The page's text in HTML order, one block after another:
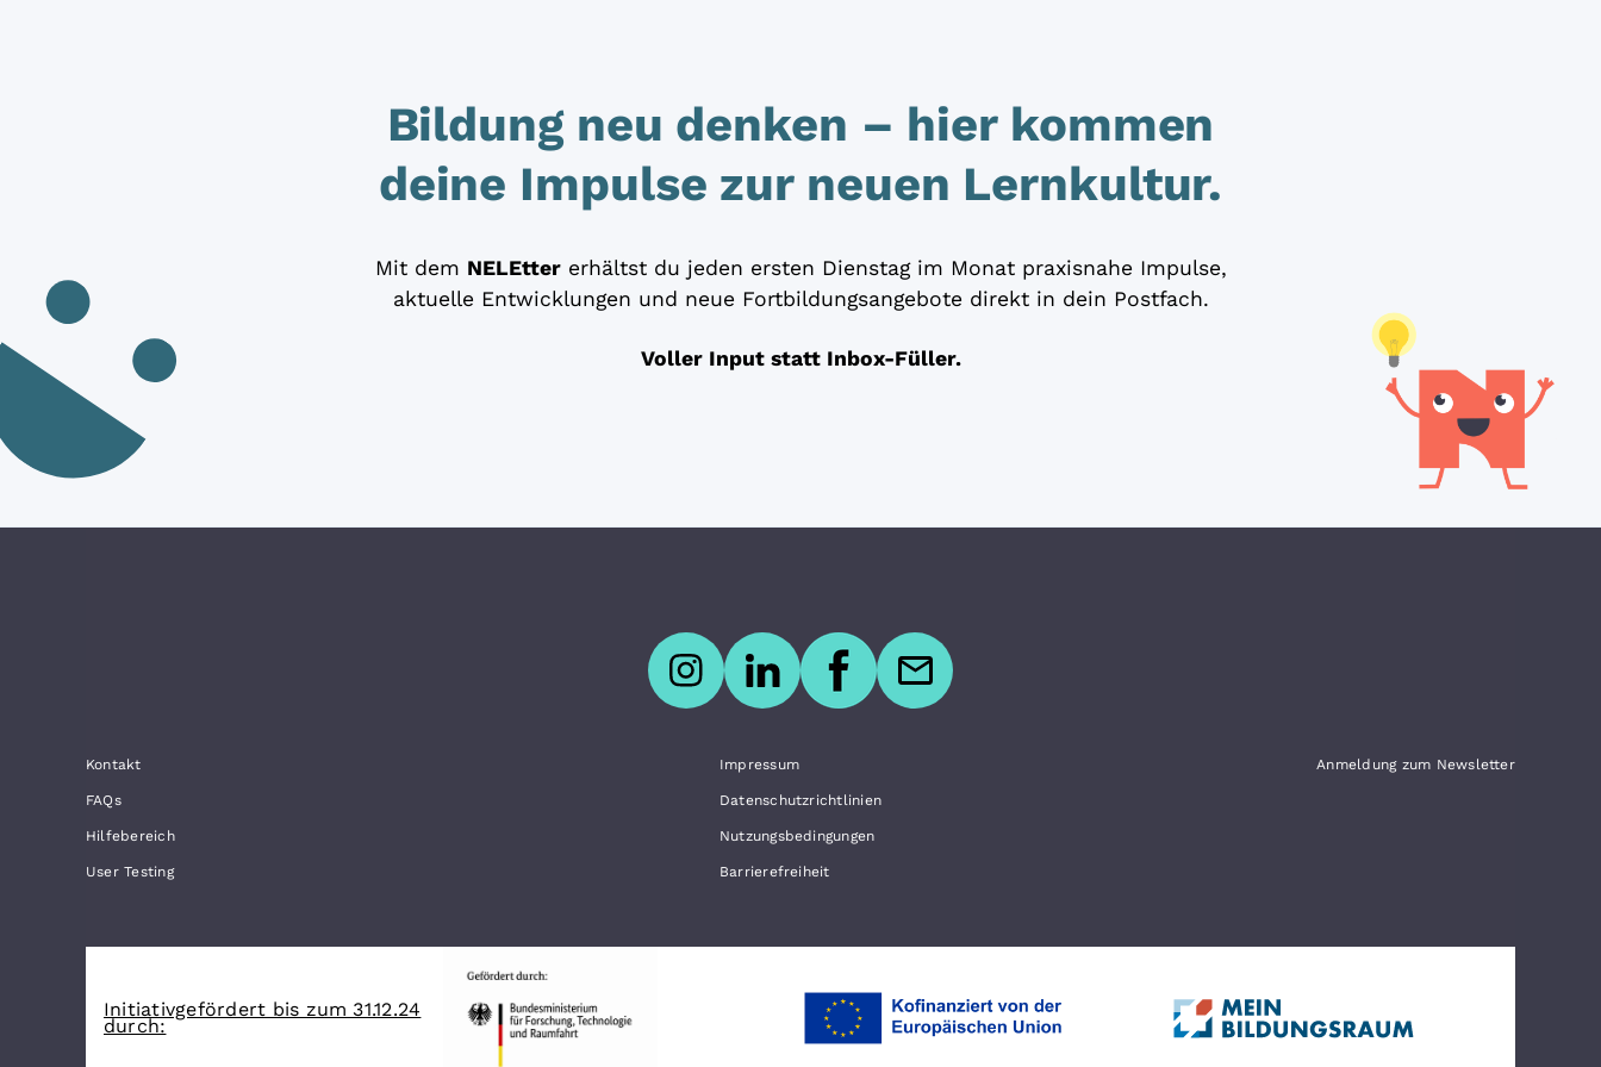
Bildung neu denken – hier kommen
deine Impulse zur neuen Lernkultur.
Mit dem NELEttererhältst du jeden ersten Dienstag im Monat praxisnahe Impulse,
aktuelle Entwicklungen und neue Fortbildungsangebote direkt in dein Postfach.
Voller Input statt Inbox-Füller.
Kontakt
FAQs
Hilfebereich
User Testing
Impressum
Datenschutzrichtlinien
Nutzungsbedingungen
Barrierefreiheit
Anmeldung zum Newsletter
Initiativgefördert bis zum 31.12.24
durch: